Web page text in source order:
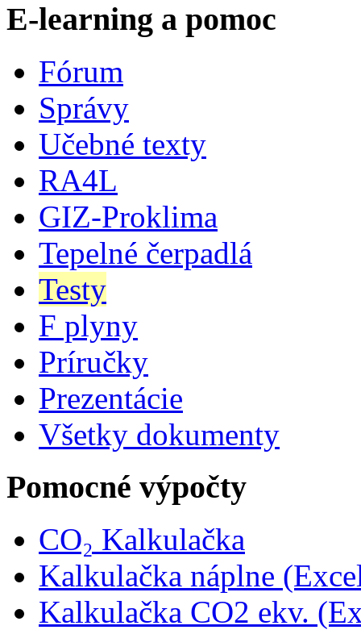
E-learning a pomoc
Fórum
Správy
Učebné texty
RA4L
GIZ-Proklima
Tepelné čerpadlá
Testy
F plyny
Príručky
Prezentácie
Všetky dokumenty
Pomocné výpočty
CO₂ Kalkulačka
Kalkulačka náplne
Kalkulačka CO2 ekv.